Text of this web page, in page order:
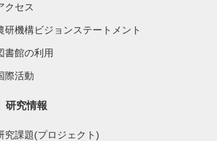
クセス
研機構ビジョンステートメント
書館の利用
際活動
研究情報
究課題(プロジェクト)